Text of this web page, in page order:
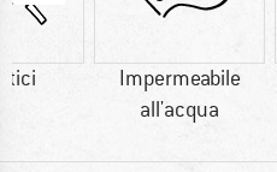
Impermeabile
all'acqua